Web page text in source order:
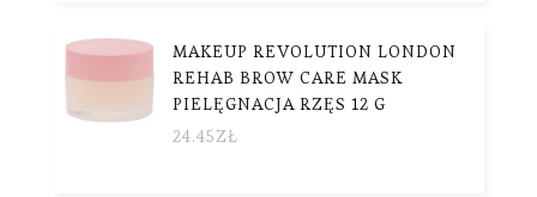
MAKEUP REVOLUTION LONDON
REHAB BROW CARE MASK
PIELĘGNACJA RZĘS 12 G
24.45ZŁ